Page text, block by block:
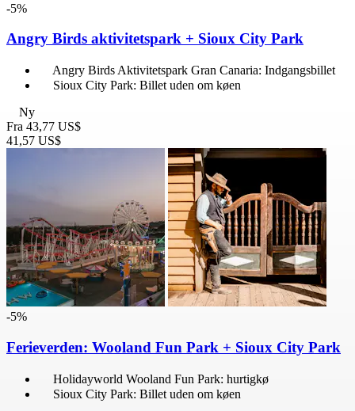
-5%
Angry Birds aktivitetspark + Sioux City Park
Angry Birds Aktivitetspark Gran Canaria: Indgangsbillet
Sioux City Park: Billet uden om køen
Ny
Fra 43,77 US$
41,57 US$
-5%
Ferieverden: Wooland Fun Park + Sioux City Park
Holidayworld Wooland Fun Park: hurtigkø
Sioux City Park: Billet uden om køen